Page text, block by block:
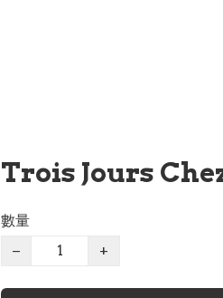
Trois Jours
數量
−
+